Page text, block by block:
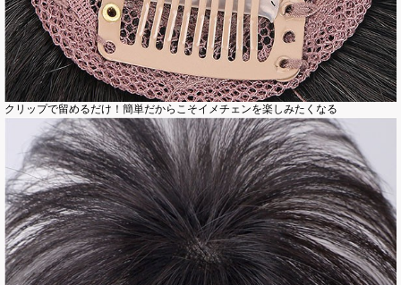
クリップで留めるだけ！簡単だからこそイメチェンを楽しみたくなる